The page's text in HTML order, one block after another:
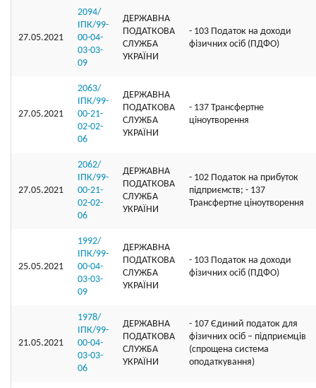
27.05.2021
2094/
ІПК/99-
00-04-
03-03-
09
ДЕРЖАВНА
ПОДАТКОВА
СЛУЖБА
УКРАЇНИ
- 103 Податок на доходи
фізичних осіб (ПДФО)
27.05.2021
2063/
ІПК/99-
00-21-
02-02-
06
ДЕРЖАВНА
ПОДАТКОВА
СЛУЖБА
УКРАЇНИ
- 137 Трансфертне
ціноутворення
27.05.2021
2062/
ІПК/99-
00-21-
02-02-
06
ДЕРЖАВНА
ПОДАТКОВА
СЛУЖБА
УКРАЇНИ
- 102 Податок на прибуток
підприємств; - 137
Трансфертне ціноутворення
25.05.2021
1992/
ІПК/99-
00-04-
03-03-
09
ДЕРЖАВНА
ПОДАТКОВА
СЛУЖБА
УКРАЇНИ
- 103 Податок на доходи
фізичних осіб (ПДФО)
21.05.2021
1978/
ІПК/99-
00-04-
03-03-
06
ДЕРЖАВНА
ПОДАТКОВА
СЛУЖБА
УКРАЇНИ
- 107 Єдиний податок для
фізичних осіб – підприємців
(спрощена система
оподаткування)